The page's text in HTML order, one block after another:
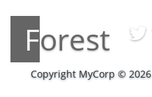
Forest
Copyright MyCorp © 2026